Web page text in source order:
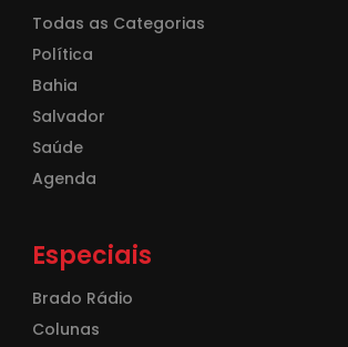
Todas as Categorias
Política
Bahia
Salvador
Saúde
Agenda
Especiais
Brado Rádio
Colunas